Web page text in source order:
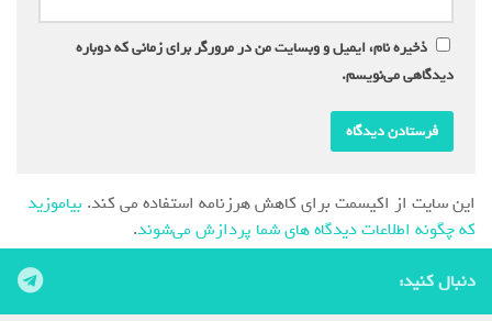
ذخیره نام، ایمیل و وبسایت من در مرورگر برای زمانی که دوباره
دیدگاهی می‌نویسم.
این سایت از اکیسمت برای کاهش هرزنامه استفاده می کند. بیاموزید
که چگونه اطلاعات دیدگاه های شما پردازش می‌شوند.
دنبال کنید: